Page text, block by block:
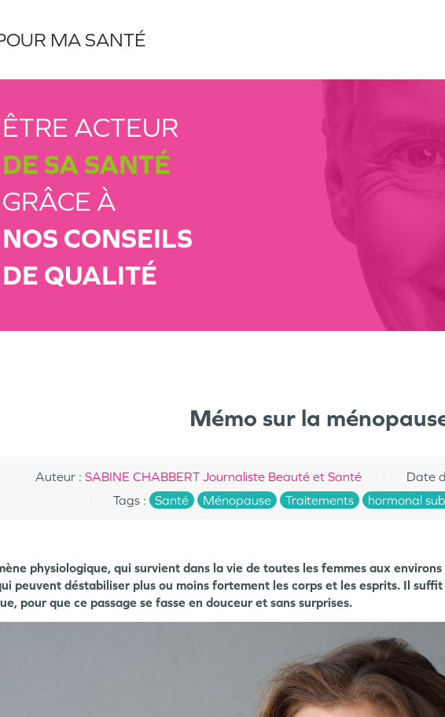
MA SANTÉ
ÊTRE ACTEUR
DE SA SANTÉ
GRÂCE À
NOS CONSEILS
DE QUALITÉ
Mémo sur la
Auteur : SABINE CHABBERT Journaliste Beauté et Santé Date
Tags : Santé Ménopause Traitements hormonal
physiologique, qui survient dans la vie de toutes les femmes aux
peuvent déstabiliser plus ou moins fortement les corps et les esprits. Il
pour que ce passage se fasse en douceur et sans surprises.